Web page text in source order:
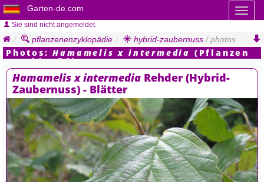
Garten-de.com
Sie sind nicht angemeldet.
pflanzenenzyklopädie hybrid-zaubernuss / photos
Photos:Hamamelis x intermedia (Pflanzen
Enzyklopädie)
Hamamelis x intermedia Rehder (Hybrid-
Zaubernuss) - Blätter